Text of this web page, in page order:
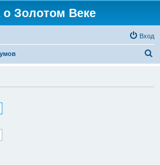
о Золотом Веке
Вход